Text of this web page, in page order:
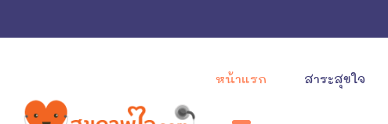
หน้าแรก สาระสุขใจ